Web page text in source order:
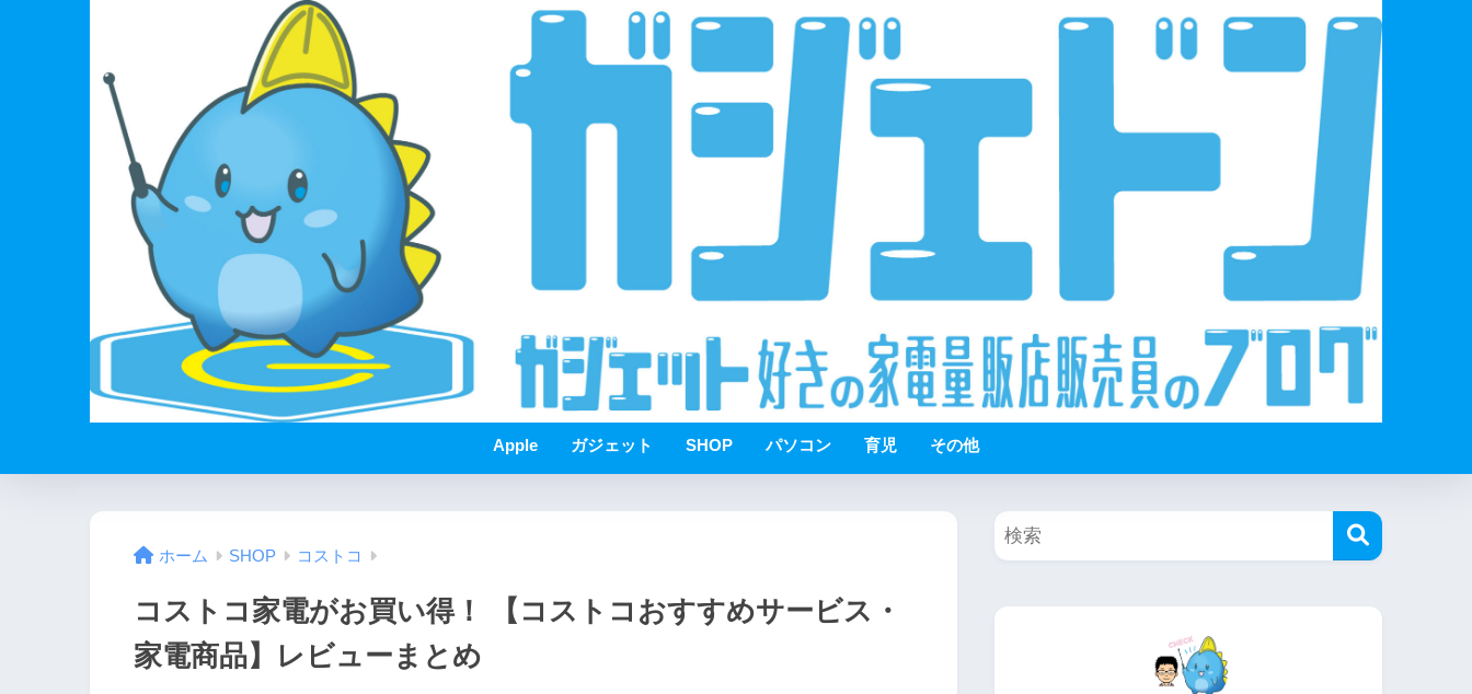
Apple ガジェット SHOP パソコン 育児 その他
ホーム SHOP コストコ
コストコ家電がお買い得！ 【コストコおすすめサービス・
家電商品】レビューまとめ